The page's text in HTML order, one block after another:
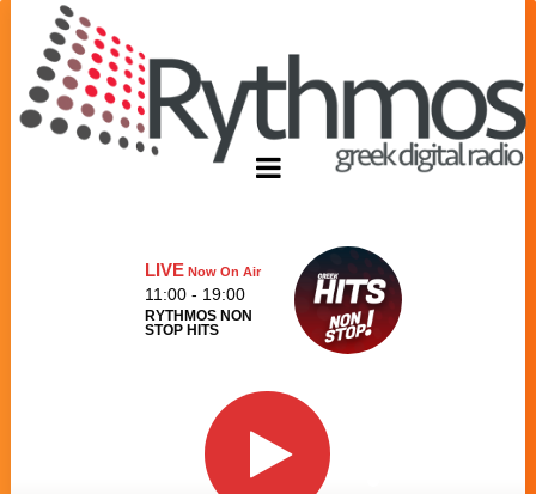
LIVENow On Air
11:00 - 19:00
RYTHMOS NON
STOP HITS